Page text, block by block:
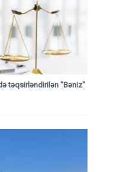
təqsirləndirilən "Bəniz"